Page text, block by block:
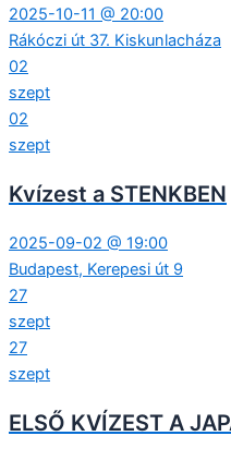
2025-10-11 @ 20:00
Rákóczi út 37. Kiskunlacháza
02
szept
02
szept
Kvízest a STENKBEN
2025-09-02 @ 19:00
Budapest, Kerepesi út 9
27
szept
27
szept
ELSŐ KVÍZEST A